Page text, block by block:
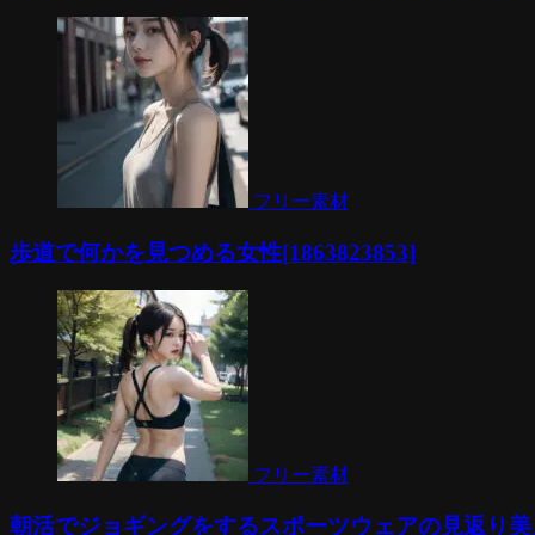
フリー素材
歩道で何かを見つめる女性[1863823853]
フリー素材
朝活でジョギングをするスポーツウェアの見返り美